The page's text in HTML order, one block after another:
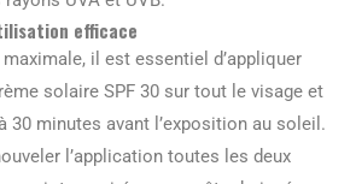
efficace
il est essentiel d’appliquer
solaire SPF 30 sur tout le visage et
30 minutes avant l’exposition au soleil.
l’application toutes les deux